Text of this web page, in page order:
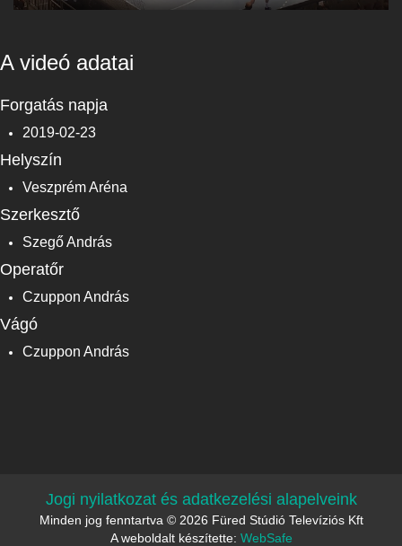
Play Mute
Enter
A videó adatai
Forgatás napja
2019-02-23
Helyszín
Veszprém Aréna
Szerkesztő
Szegő András
Operatőr
Czuppon András
Vágó
Czuppon András
Jogi nyilatkozat és adatkezelési alapelveink
Minden jog fenntartva © 2026 Füred Stúdió Televíziós Kft
A weboldalt készítette: WebSafe